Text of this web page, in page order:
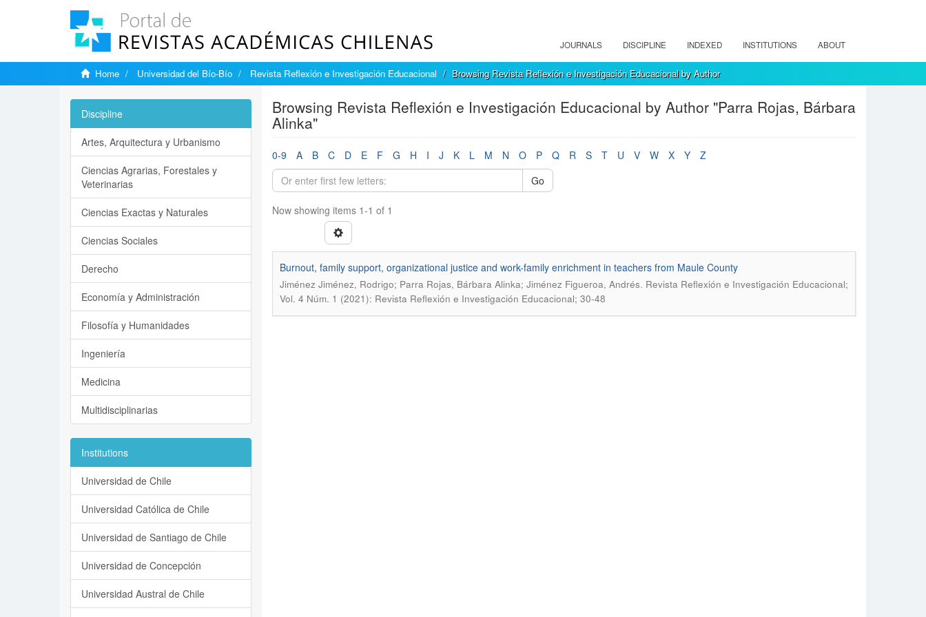
JOURNALS DISCIPLINE INDEXED INSTITUTIONS ABOUT
Home Universidad del Bío-Bío Revista Reflexión e Investigación Educacional Browsing Revista Reflexión e Investigación Educacional by Author
Browsing Revista Reflexión e Investigación Educacional by Author "Parra Rojas, Bárbara
Alinka"
0-9 A B C D E F G H I J K L M N O P Q R S T U V W X Y
Z
Go
Now showing items 1-1 of 1
Burnout, family support, organizational justice and work-family enrichment in teachers from Maule County
Jiménez Jiménez, Rodrigo; Parra Rojas, Bárbara Alinka; Jiménez Figueroa, Andrés. Revista Reflexión e Investigación Educacional;
Vol. 4 Núm. 1 (2021): Revista Reflexión e Investigación Educacional; 30-48
Discipline
Artes, Arquitectura y Urbanismo
Ciencias Agrarias, Forestales y
Veterinarias
Ciencias Exactas y Naturales
Ciencias Sociales
Derecho
Economía y Administración
Filosofía y Humanidades
Ingeniería
Medicina
Multidisciplinarias
Institutions
Universidad de Chile
Universidad Católica de Chile
Universidad de Santiago de Chile
Universidad de Concepción
Universidad Austral de Chile